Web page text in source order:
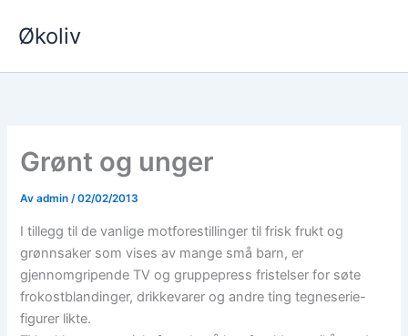
rett
innholdet
Økoliv
Grønt og unger
Av admin/02/02/2013
I tillegg til de vanlige motforestillinger til frisk frukt og
grønnsaker som vises av mange små barn, er
gjennomgripende TV og gruppepress fristelser for søte
frokostblandinger, drikkevarer og andre ting tegneserie-
figurer likte.